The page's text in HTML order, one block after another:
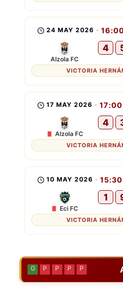
24 MAY 2026 -
Alzola FC
4
VICTORIA
17 MAY 2026 - 17:00
Alzola FC
4
VICTORIA
10 MAY 2026 - 15:30
Eci FC
1
VICTORIA
G P P P P